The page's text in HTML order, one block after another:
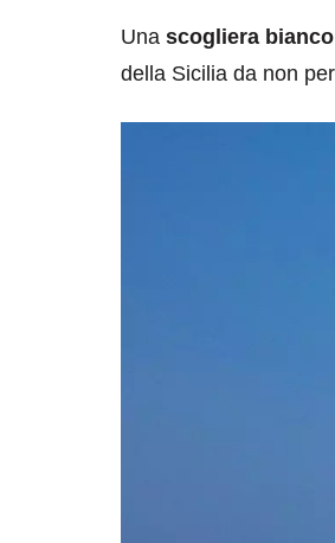
Una scogliera
della Sicilia da non